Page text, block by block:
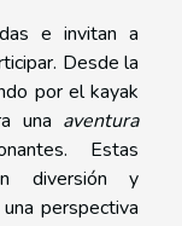
e invitan a
Desde la
por el kayak
una aventura
Estas
diversión y
perspectiva